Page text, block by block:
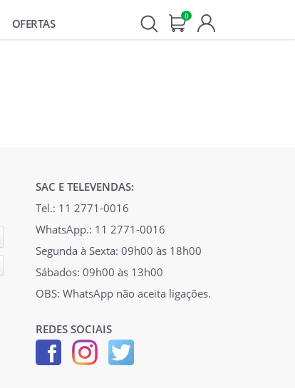
OFERTAS
0
SAC E TELEVENDAS:
Tel.: 11 2771-0016
WhatsApp.: 11 2771-0016
Segunda à Sexta: 09h00 às 18h00
Sábados: 09h00 às 13h00
OBS: WhatsApp não aceita ligações.
REDES SOCIAIS